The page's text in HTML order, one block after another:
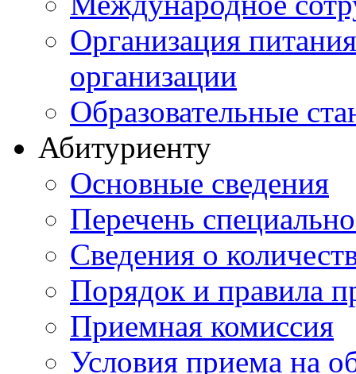
Организация
организации
Образовательные
Абитуриенту
Основные сведения
Перечень
Cведения о
Порядок и правила
Приемная комиссия
Условия приема на